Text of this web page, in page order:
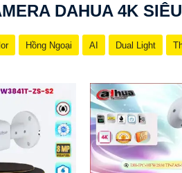
DAHUA 4K
Hồng Ngoại AI Dual Light